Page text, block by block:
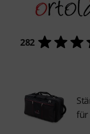
282
für